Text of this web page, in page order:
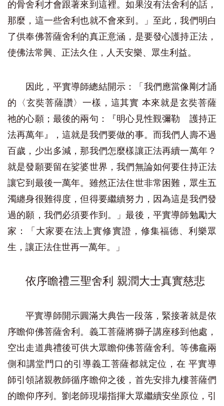
的骨舍利才會跟著來到這裡。如果沒有法舍利的話，
那麼，這一些舍利也就不會來到。」至此，我們明白
了供奉佛菩薩舍利的真正意涵，是要發心護持正法，
使佛法常興、正法久住，人天安樂、眾生利益。
因此，平實導師總結開示：「我們應當像剛才誦
的〈玄奘菩薩讚〉一樣，這其實 本來就是玄奘菩薩
祂的心願；最後的兩句：『明心見性覲彌勒 護持正
法再萬年』，這就是我們要做的事。而我們人壽不過
百歲，少出多減，那我們怎麼樣讓正法再續一萬年？
就是發願要留在娑婆世界，我們無論如何要住持正法
讓它到最後一萬年。雖然正法住世非常困難，眾生五
濁纏身很難得度，但得要繼續努力，因為這是我們發
過的願，我們必須要作到。」最後，平實導師勉勵大
家：「大家要在法上實修實證，修集福德、利樂眾
生，讓正法住世再一萬年。」
依序瞻禮三聖舍利 親潤大士真實慈悲
平實導師開示圓滿大典告一段落，緊接著就是依
序瞻仰佛菩薩舍利。義工菩薩將獅子講座移到他處，
空出走道典禮後可供大眾瞻仰佛菩薩舍利。等佛龕兩
側和講堂門口的引導義工菩薩都就定位，在 平實導
師引領諸親教師循序瞻仰之後，首先安排九樓菩薩們
的瞻仰序列。劉老師現場指揮大眾繼續安坐原位，引